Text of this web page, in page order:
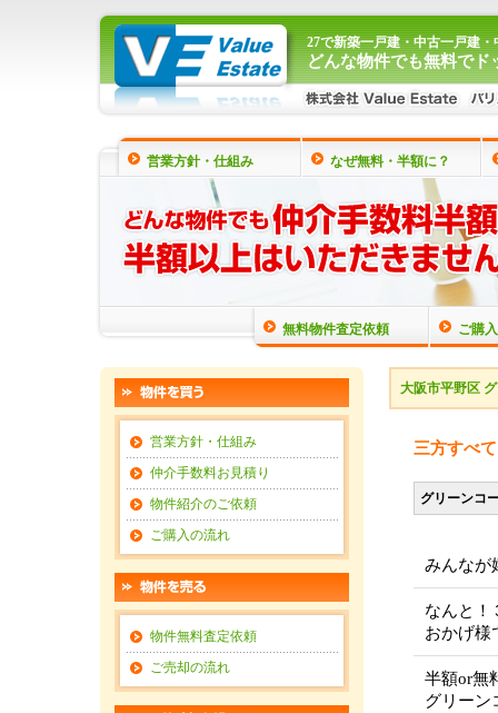
27で新築一戸建・中古一戸建
どんな物件でも無料でド
営業方針・仕組み なぜ無料・半額に？
無料物件査定依頼 ご購
営業方針・仕組み
仲介手数料お見積り
物件紹介のご依頼
ご購入の流れ
物件無料査定依頼
ご売却の流れ
大阪市平野区
三方すべ
グリーンコ
みんなが
なんと！
おかげ様
半額or無
グリーン